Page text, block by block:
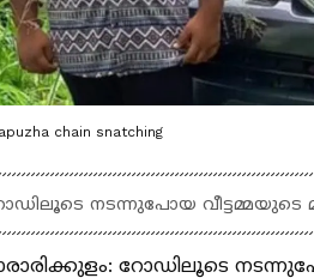
chain snatching
നടന്നുപോയ
റോഡിലൂടെ